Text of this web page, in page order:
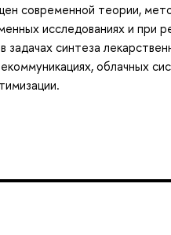
современной теории,
исследованиях и при
синтеза
облачных